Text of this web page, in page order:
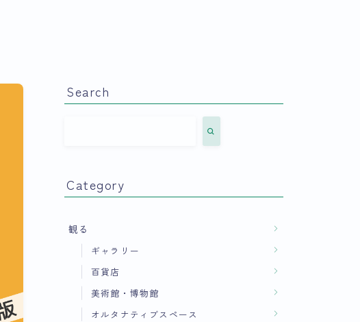
Search
Category
観る
ギャラリー
百貨店
美術館・博物館
オルタナティブスペース